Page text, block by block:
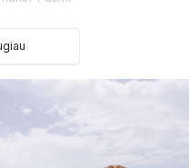
durimis).
užklausimą